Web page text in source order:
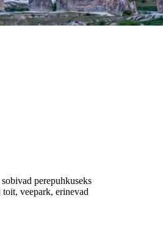
perepuhkuseks
veepark, erinevad